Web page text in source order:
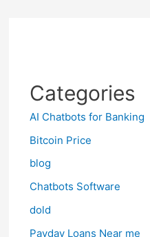
Categories
AI Chatbots for Banking
Bitcoin Price
blog
Chatbots Software
dold
Payday Loans Near me